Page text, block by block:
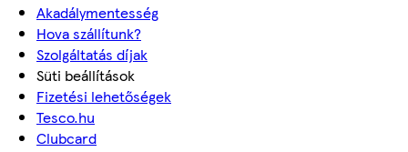
Akadálymentesség
Hova szállítunk?
Szolgáltatás díjak
Süti beállítások
Fizetési lehetőségek
Tesco.hu
Clubcard